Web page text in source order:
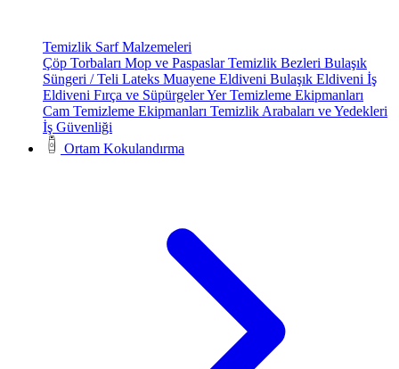
Temizlik Sarf Malzemeleri
Çöp Torbaları Mop ve PaspaslarTemizlik Bezleri Bulaşık
Süngeri / Teli Lateks Muayene Eldiveni Bulaşık Eldiveni İş
Eldiveni Fırça ve SüpürgelerYer Temizleme Ekipmanları
Cam Temizleme Ekipmanları Temizlik Arabaları ve Yedekleri
İş Güvenliği
Ortam Kokulandırma